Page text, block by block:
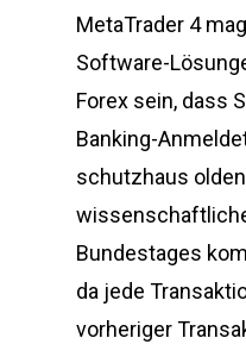
MetaTrader 4
Software-
Forex sein, dass
Banking-
schutzhaus
Bundestages
da jede
vorheriger